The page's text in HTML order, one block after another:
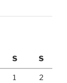
S S
1 2